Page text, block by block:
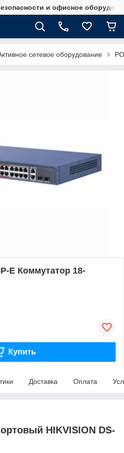
и офисное
сетевое оборудование
E Коммутатор 18-
Купить
Доставка Оплата
HIKVISION DS-